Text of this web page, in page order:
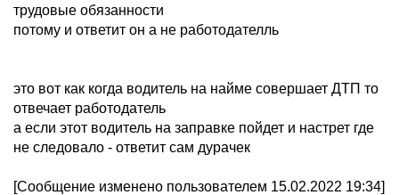
трудовые обязанности
потому и ответит он а не работодателль
это вот как когда водитель на найме совершает ДТП то
отвечает работодатель
а если этот водитель на заправке пойдет и настрет где
не следовало - ответит сам дурачек
[Сообщение изменено пользователем 15.02.2022 19:34]